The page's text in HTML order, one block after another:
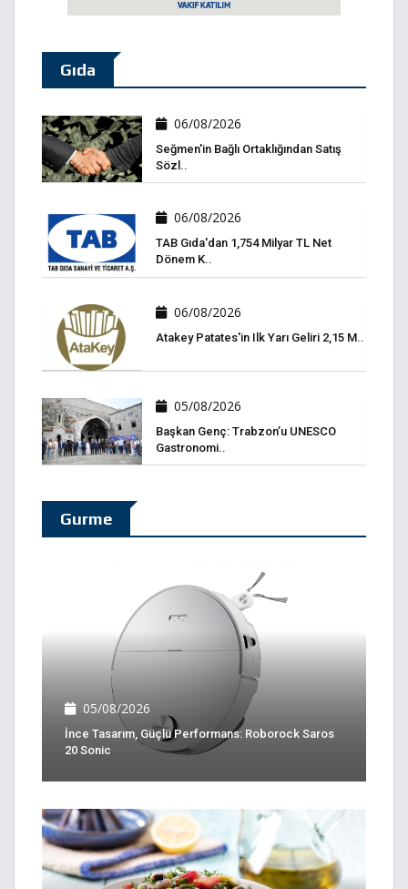
Gıda
06/08/2026
Seğmen'in Bağlı Ortaklığından Satış
Sözl..
06/08/2026
TAB Gıda'dan 1,754 Milyar TL Net
Dönem K..
06/08/2026
Atakey Patates'in Ilk Yarı Geliri 2,15 M..
05/08/2026
Başkan Genç: Trabzon’u UNESCO
Gastronomi..
Gurme
05/08/2026
İnce Tasarım, Güçlü Performans: Roborock Saros
20 Sonic